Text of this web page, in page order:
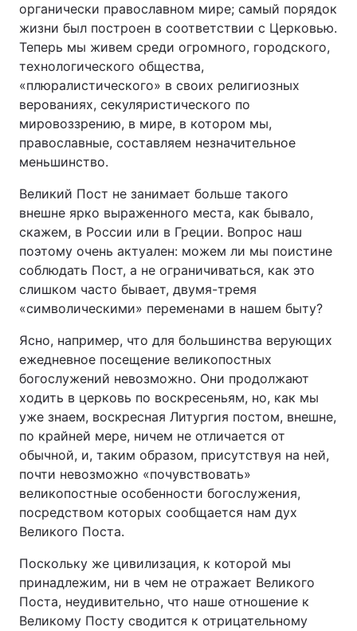
органически православном мире; самый порядок
жизни был построен в соответствии с Церковью.
Теперь мы живем среди огромного, городского,
технологического общества,
«плюралистического» в своих религиозных
верованиях, секуляристического по
мировоззрению, в мире, в котором мы,
православные, составляем незначительное
меньшинство.
Великий Пост не занимает больше такого
внешне ярко выраженного места, как бывало,
скажем, в России или в Греции. Вопрос наш
поэтому очень актуален: можем ли мы поистине
соблюдать Пост, а не ограничиваться, как это
слишком часто бывает, двумя-тремя
«символическими» переменами в нашем быту?
Ясно, например, что для большинства верующих
ежедневное посещение великопостных
богослужений невозможно. Они продолжают
ходить в церковь по воскресеньям, но, как мы
уже знаем, воскресная Литургия постом, внешне,
по крайней мере, ничем не отличается от
обычной, и, таким образом, присутствуя на ней,
почти невозможно «почувствовать»
великопостные особенности богослужения,
посредством которых сообщается нам дух
Великого Поста.
Поскольку же цивилизация, к которой мы
принадлежим, ни в чем не отражает Великого
Поста, неудивительно, что наше отношение к
Великому Посту сводится к отрицательному